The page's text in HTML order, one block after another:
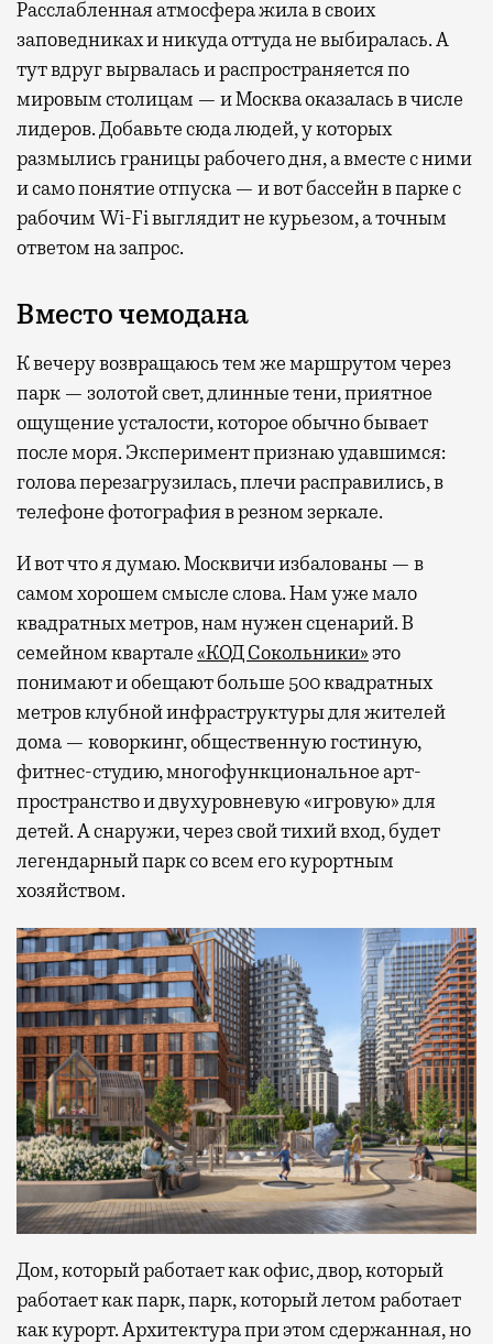
Расслабленная атмосфера жила в своих
заповедниках и никуда оттуда не выбиралась. А
тут вдруг вырвалась и распространяется по
мировым столицам — и Москва оказалась в числе
лидеров. Добавьте сюда людей, у которых
размылись границы рабочего дня, а вместе с ними
и само понятие отпуска — и вот бассейн в парке с
рабочим Wi-Fi выглядит не курьезом, а точным
ответом на запрос.
Вместо чемодана
К вечеру возвращаюсь тем же маршрутом через
парк — золотой свет, длинные тени, приятное
ощущение усталости, которое обычно бывает
после моря. Эксперимент признаю удавшимся:
голова перезагрузилась, плечи расправились, в
телефоне фотография в резном зеркале.
И вот что я думаю. Москвичи избалованы — в
самом хорошем смысле слова. Нам уже мало
квадратных метров, нам нужен сценарий. В
семейном квартале«КОД Сокольники»это
понимают и обещают больше 500 квадратных
метров клубной инфраструктуры для жителей
дома — коворкинг, общественную гостиную,
фитнес-студию, многофункциональное арт-
пространство и двухуровневую «игровую» для
детей. А снаружи, через свой тихий вход, будет
легендарный парк со всем его курортным
хозяйством.
Дом, который работает как офис, двор, который
работает как парк, парк, который летом работает
как курорт. Архитектура при этом сдержанная, но